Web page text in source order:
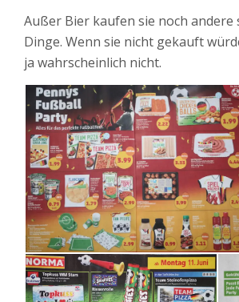
Außer Bier kaufen sie noch andere
Dinge. Wenn sie nicht gekauft
ja wahrscheinlich nicht.